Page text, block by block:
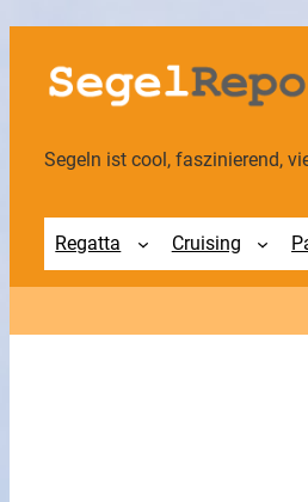
Zum
Inhalt
springen
Segeln ist cool, faszinierend,
Regatta Cruising